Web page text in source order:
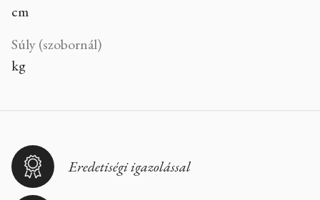
cm
Súly (szobornál)
kg
Eredetiségi igazolással